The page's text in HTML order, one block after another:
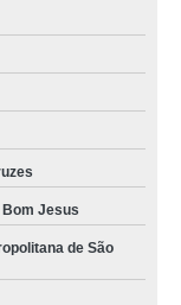
Metropolitana
Cidade Dutra
Bom Jesus
de São